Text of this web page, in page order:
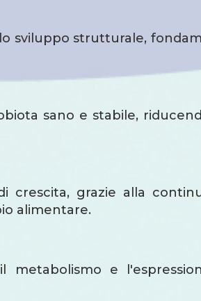
sviluppo strutturale,
sano e stabile,
grazie alla
alimentare.
e